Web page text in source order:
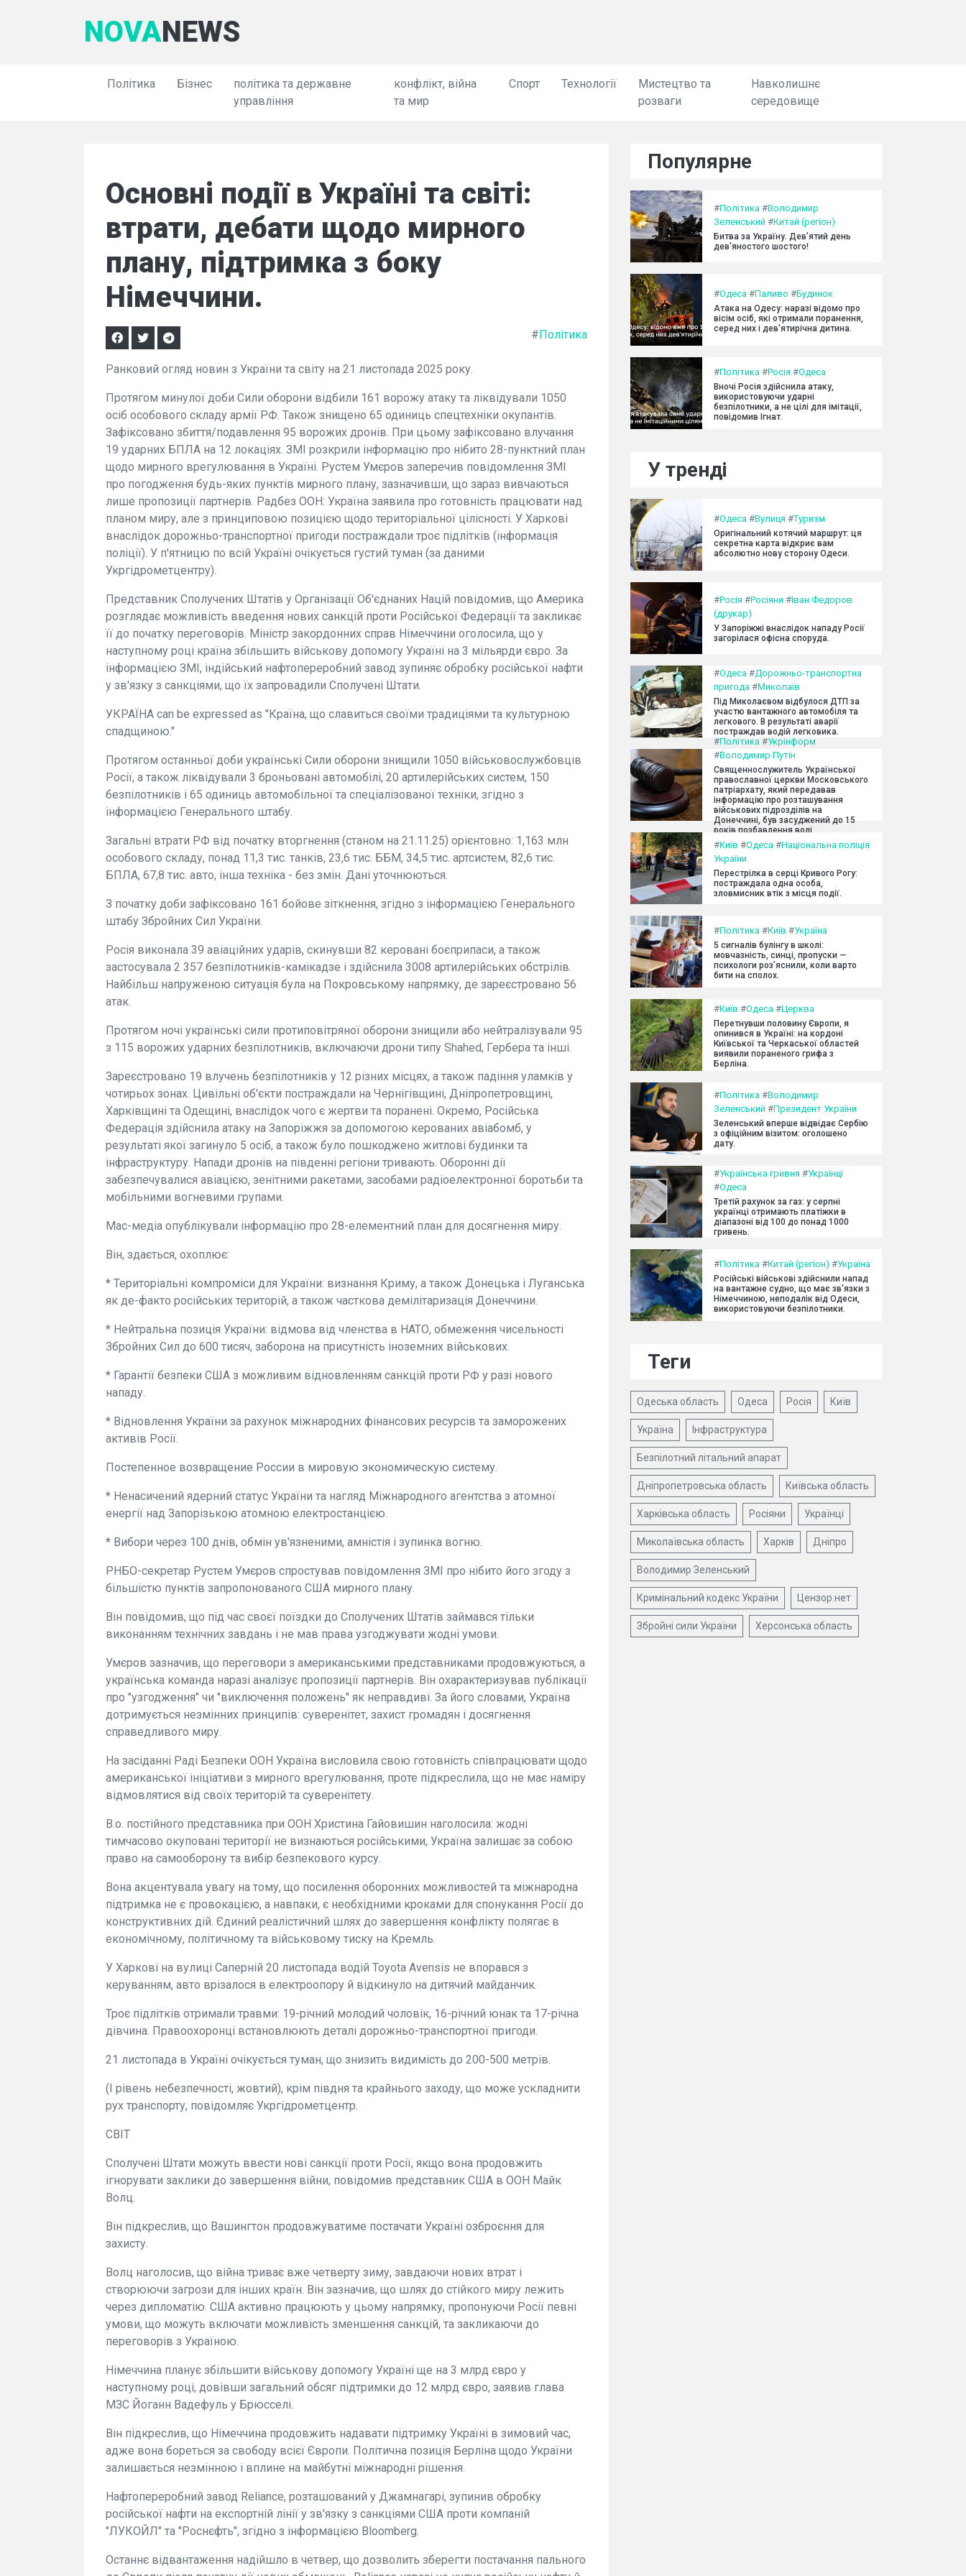
NOVANEWS
Політика Бізнес
політика та державне
управління
конфлікт, війна
та мир
Спорт Технології
Мистецтво та
розваги
Навколишнє
середовище
Основні події в Україні та світі:
втрати, дебати щодо мирного
плану, підтримка з боку
Німеччини.
#Політика
Ранковий огляд новин з України та світу на 21 листопада 2025 року.
Протягом минулої доби Сили оборони відбили 161 ворожу атаку та ліквідували 1050
осіб особового складу армії РФ. Також знищено 65 одиниць спецтехніки окупантів.
Зафіксовано збиття/подавлення 95 ворожих дронів. При цьому зафіксовано влучання
19 ударних БПЛА на 12 локаціях. ЗМІ розкрили інформацію про нібито 28-пунктний план
щодо мирного врегулювання в Україні. Рустем Умєров заперечив повідомлення ЗМІ
про погодження будь-яких пунктів мирного плану, зазначивши, що зараз вивчаються
лише пропозиції партнерів. Радбез ООН: Україна заявила про готовність працювати над
планом миру, але з принциповою позицією щодо територіальної цілісності. У Харкові
внаслідок дорожньо-транспортної пригоди постраждали троє підлітків (інформація
поліції). У п'ятницю по всій Україні очікується густий туман (за даними
Укргідрометцентру).
Представник Сполучених Штатів у Організації Об'єднаних Націй повідомив, що Америка
розглядає можливість введення нових санкцій проти Російської Федерації та закликає
її до початку переговорів. Міністр закордонних справ Німеччини оголосила, що у
наступному році країна збільшить військову допомогу Україні на 3 мільярди євро. За
інформацією ЗМІ, індійський нафтопереробний завод зупиняє обробку російської нафти
у зв'язку з санкціями, що їх запровадили Сполучені Штати.
УКРАЇНА can be expressed as "Країна, що славиться своїми традиціями та культурною
спадщиною."
Протягом останньої доби українські Сили оборони знищили 1050 військовослужбовців
Росії, а також ліквідували 3 броньовані автомобілі, 20 артилерійських систем, 150
безпілотників і 65 одиниць автомобільної та спеціалізованої техніки, згідно з
інформацією Генерального штабу.
Загальні втрати РФ від початку вторгнення (станом на 21.11.25) орієнтовно: 1,163 млн
особового складу, понад 11,3 тис. танків, 23,6 тис. ББМ, 34,5 тис. артсистем, 82,6 тис.
БПЛА, 67,8 тис. авто, інша техніка - без змін. Дані уточнюються.
З початку доби зафіксовано 161 бойове зіткнення, згідно з інформацією Генерального
штабу Збройних Сил України.
Росія виконала 39 авіаційних ударів, скинувши 82 керовані боєприпаси, а також
застосувала 2 357 безпілотників-камікадзе і здійснила 3008 артилерійських обстрілів.
Найбільш напруженою ситуація була на Покровському напрямку, де зареєстровано 56
атак.
Протягом ночі українські сили протиповітряної оборони знищили або нейтралізували 95
з 115 ворожих ударних безпілотників, включаючи дрони типу Shahed, Гербера та інші.
Зареєстровано 19 влучень безпілотників у 12 різних місцях, а також падіння уламків у
чотирьох зонах. Цивільні об'єкти постраждали на Чернігівщині, Дніпропетровщині,
Харківщині та Одещині, внаслідок чого є жертви та поранені. Окремо, Російська
Федерація здійснила атаку на Запоріжжя за допомогою керованих авіабомб, у
результаті якої загинуло 5 осіб, а також було пошкоджено житлові будинки та
інфраструктуру. Напади дронів на південні регіони тривають. Оборонні дії
забезпечувалися авіацією, зенітними ракетами, засобами радіоелектронної боротьби та
мобільними вогневими групами.
Мас-медіа опублікували інформацію про 28-елементний план для досягнення миру.
Він, здається, охоплює:
* Територіальні компроміси для України: визнання Криму, а також Донецька і Луганська
як де-факто російських територій, а також часткова демілітаризація Донеччини.
* Нейтральна позиція України: відмова від членства в НАТО, обмеження чисельності
Збройних Сил до 600 тисяч, заборона на присутність іноземних військових.
* Гарантії безпеки США з можливим відновленням санкцій проти РФ у разі нового
нападу.
* Відновлення України за рахунок міжнародних фінансових ресурсів та заморожених
активів Росії.
Постепенное возвращение России в мировую экономическую систему.
* Ненасичений ядерний статус України та нагляд Міжнародного агентства з атомної
енергії над Запорізькою атомною електростанцією.
* Вибори через 100 днів, обмін ув'язненими, амністія і зупинка вогню.
РНБО-секретар Рустем Умєров спростував повідомлення ЗМІ про нібито його згоду з
більшістю пунктів запропонованого США мирного плану.
Він повідомив, що під час своєї поїздки до Сполучених Штатів займався тільки
виконанням технічних завдань і не мав права узгоджувати жодні умови.
Умєров зазначив, що переговори з американськими представниками продовжуються, а
українська команда наразі аналізує пропозиції партнерів. Він охарактеризував публікації
про "узгодження" чи "виключення положень" як неправдиві. За його словами, Україна
дотримується незмінних принципів: суверенітет, захист громадян і досягнення
справедливого миру.
На засіданні Раді Безпеки ООН Україна висловила свою готовність співпрацювати щодо
американської ініціативи з мирного врегулювання, проте підкреслила, що не має наміру
відмовлятися від своїх територій та суверенітету.
В.о. постійного представника при ООН Христина Гайовишин наголосила: жодні
тимчасово окуповані території не визнаються російськими, Україна залишає за собою
право на самооборону та вибір безпекового курсу.
Вона акцентувала увагу на тому, що посилення оборонних можливостей та міжнародна
підтримка не є провокацією, а навпаки, є необхідними кроками для спонукання Росії до
конструктивних дій. Єдиний реалістичний шлях до завершення конфлікту полягає в
економічному, політичному та військовому тиску на Кремль.
У Харкові на вулиці Саперній 20 листопада водій Toyota Avensis не впорався з
керуванням, авто врізалося в електроопору й відкинуло на дитячий майданчик.
Троє підлітків отримали травми: 19-річний молодий чоловік, 16-річний юнак та 17-річна
дівчина. Правоохоронці встановлюють деталі дорожньо-транспортної пригоди.
21 листопада в Україні очікується туман, що знизить видимість до 200-500 метрів.
(I рівень небезпечності, жовтий), крім півдня та крайнього заходу, що може ускладнити
рух транспорту, повідомляє Укргідрометцентр.
СВІТ
Сполучені Штати можуть ввести нові санкції проти Росії, якщо вона продовжить
ігнорувати заклики до завершення війни, повідомив представник США в ООН Майк
Волц.
Він підкреслив, що Вашингтон продовжуватиме постачати Україні озброєння для
захисту.
Волц наголосив, що війна триває вже четверту зиму, завдаючи нових втрат і
створюючи загрози для інших країн. Він зазначив, що шлях до стійкого миру лежить
через дипломатію. США активно працюють у цьому напрямку, пропонуючи Росії певні
умови, що можуть включати можливість зменшення санкцій, та закликаючи до
переговорів з Україною.
Німеччина планує збільшити військову допомогу Україні ще на 3 млрд євро у
наступному році, довівши загальний обсяг підтримки до 12 млрд євро, заявив глава
МЗС Йоганн Вадефуль у Брюсселі.
Він підкреслив, що Німеччина продовжить надавати підтримку Україні в зимовий час,
адже вона бореться за свободу всієї Європи. Політична позиція Берліна щодо України
залишається незмінною і вплине на майбутні міжнародні рішення.
Нафтопереробний завод Reliance, розташований у Джамнагарі, зупинив обробку
російської нафти на експортній лінії у зв'язку з санкціями США проти компаній
"ЛУКОЙЛ" та "Роснєфть", згідно з інформацією Bloomberg.
Останнє відвантаження надійшло в четвер, що дозволить зберегти постачання пального
Популярне
#Політика #Володимир
Зеленський #Китай (регіон)
Битва за Україну. Дев’ятий день
дев’яностого шостого!
#Одеса #Паливо #Будинок
Атака на Одесу: наразі відомо про
вісім осіб, які отримали поранення,
серед них і дев'ятирічна дитина.
#Політика #Росія #Одеса
Вночі Росія здійснила атаку,
використовуючи ударні
безпілотники, а не цілі для імітації,
повідомив Ігнат.
У тренді
#Одеса #Вулиця #Туризм
Оригінальний котячий маршрут: ця
секретна карта відкриє вам
абсолютно нову сторону Одеси.
#Росія #Росіяни #Іван Федоров
(друкар)
У Запоріжжі внаслідок нападу Росії
загорілася офісна споруда.
#Одеса #Дорожньо-транспортна
пригода #Миколаїв
Під Миколаєвом відбулося ДТП за
участю вантажного автомобіля та
легкового. В результаті аварії
постраждав водій легковика.
#Політика #Укрінформ
#Володимир Путін
Священнослужитель Української
православної церкви Московського
патріархату, який передавав
інформацію про розташування
військових підрозділів на
Донеччині, був засуджений до 15
років позбавлення волі.
#Київ #Одеса #Національна поліція
України
Перестрілка в серці Кривого Рогу:
постраждала одна особа,
зловмисник втік з місця події.
#Політика #Київ #Україна
5 сигналів булінгу в школі:
мовчазність, синці, пропуски —
психологи роз’яснили, коли варто
бити на сполох.
#Київ #Одеса #Церква
Перетнувши половину Європи, я
опинився в Україні: на кордоні
Київської та Черкаської областей
виявили пораненого грифа з
Берліна.
#Політика #Володимир
Зеленський #Президент України
Зеленський вперше відвідає Сербію
з офіційним візитом: оголошено
дату.
#Українська гривня #Українці
#Одеса
Третій рахунок за газ: у серпні
українці отримають платіжки в
діапазоні від 100 до понад 1000
гривень.
#Політика #Китай (регіон) #Україна
Російські військові здійснили напад
на вантажне судно, що має зв'язки з
Німеччиною, неподалік від Одеси,
використовуючи безпілотники.
Теги
Одеська область Одеса Росія Київ
Україна Інфраструктура
Безпілотний літальний апарат
Дніпропетровська область Київська область
Харківська область Росіяни Українці
Миколаївська область Харків Дніпро
Володимир Зеленський
Кримінальний кодекс України Цензор.нет
Збройні сили України Херсонська область